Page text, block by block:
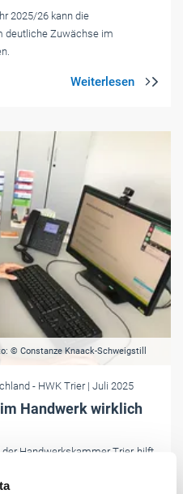
2025/26 kann die
deutliche Zuwächse im
© Constanze Knaack-Schweigstill
- HWK Trier | Juli 2025
Handwerk wirklich
Handwerkskammer Trier, hilft